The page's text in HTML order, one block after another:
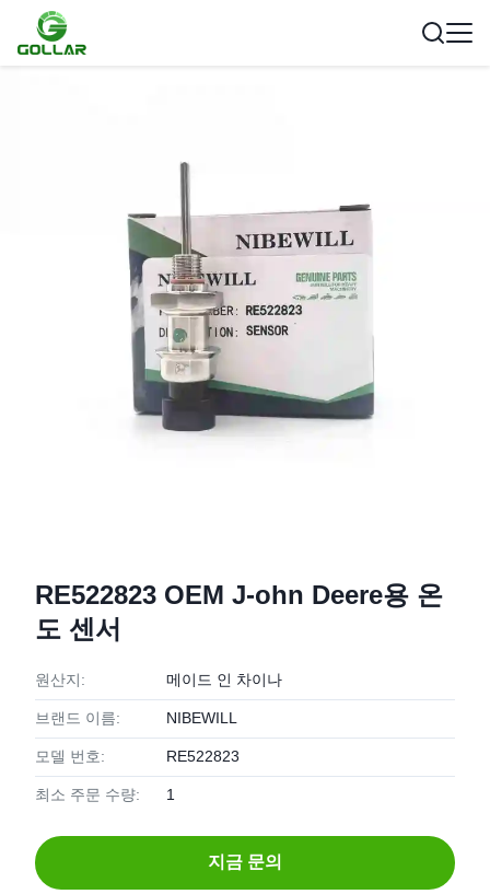
RE522823 OEM J-ohn Deere용 온
도 센서
원산지: 메이드 인 차이나
브랜드 이름: NIBEWILL
모델 번호: RE522823
최소 주문 수량: 1
지금 문의